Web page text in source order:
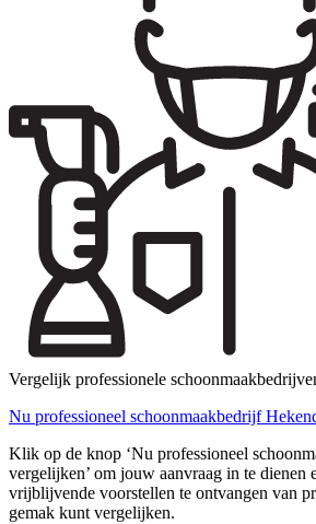
Vergelijk professionele
Nu professioneel schoonmaakbedrijf
Klik op de knop ‘Nu professioneel
vergelijken’ om jouw aanvraag in te dienen
vrijblijvende voorstellen te ontvangen van
gemak kunt vergelijken.